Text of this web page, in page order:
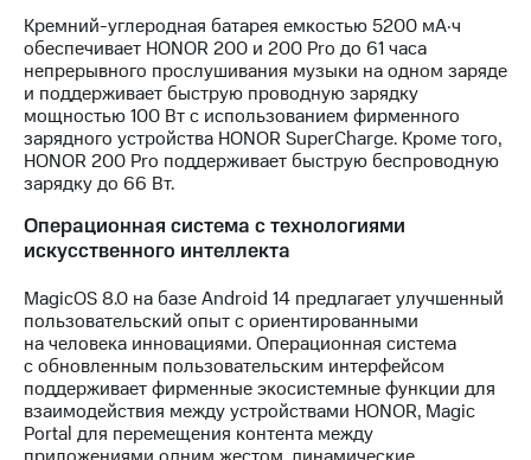
Кремний-углеродная батарея емкостью 5200 мА·ч
обеспечивает HONOR 200 и 200 Pro до 61 часа
непрерывного прослушивания музыки на одном заряде
и поддерживает быструю проводную зарядку
мощностью 100 Вт с использованием фирменного
зарядного устройства HONOR SuperCharge. Кроме того,
HONOR 200 Pro поддерживает быструю беспроводную
зарядку до 66 Вт.
Операционная система с технологиями
искусственного интеллекта
MagicOS 8.0 на базе Android 14 предлагает улучшенный
пользовательский опыт с ориентированными
на человека инновациями. Операционная система
с обновленным пользовательским интерфейсом
поддерживает фирменные экосистемные функции для
взаимодействия между устройствами HONOR, Magic
Portal для перемещения контента между